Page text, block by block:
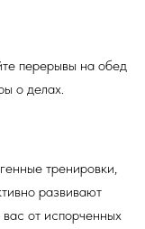
перерывы на обед
о делах.
тренировки,
развивают
вас от испорченных